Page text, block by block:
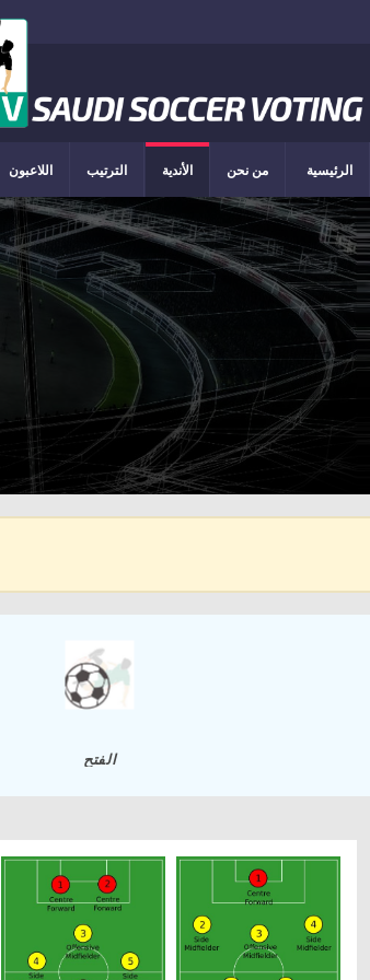
الرئيسية من نحن الأندية الترتيب اللاعبون
الفتح